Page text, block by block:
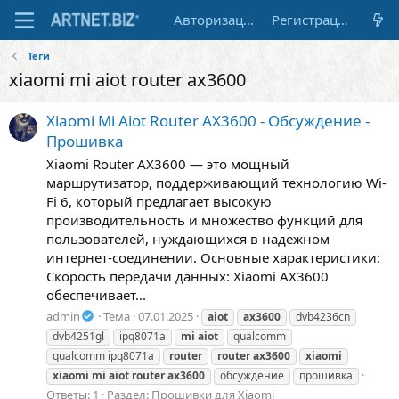
Авторизация Регистрация
Теги
xiaomi mi aiot router ax3600
Xiaomi Mi Aiot Router AX3600 - Обсуждение -
Прошивка
Xiaomi Router AX3600 — это мощный
маршрутизатор, поддерживающий технологию Wi-
Fi 6, который предлагает высокую
производительность и множество функций для
пользователей, нуждающихся в надежном
интернет-соединении. Основные характеристики:
Скорость передачи данных: Xiaomi AX3600
обеспечивает...
admin Тема 07.01.2025 aiot ax3600
dvb4236cn
dvb4251gl
ipq8071a mi aiot
qualcomm
qualcomm ipq8071a
router routerax3600
xiaomi
xiaomi mi aiot routerax3600 обсуждение прошивка
Ответы: 1 Раздел: Прошивки для Xiaomi